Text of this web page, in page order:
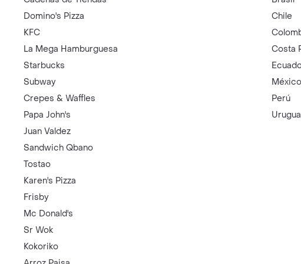
Domino's Pizza
KFC
La Mega Hamburguesa
Starbucks
Subway
Crepes & Waffles
Papa John's
Juan Valdez
Sandwich Qbano
Tostao
Karen's Pizza
Frisby
Mc Donald's
Sr Wok
Kokoriko
Chile
Costa
México
Perú